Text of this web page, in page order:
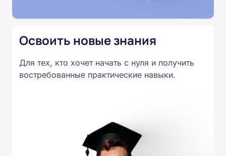
Освоить новые знания
Для тех, кто хочет начать с нуля и получить
востребованные практические навыки.